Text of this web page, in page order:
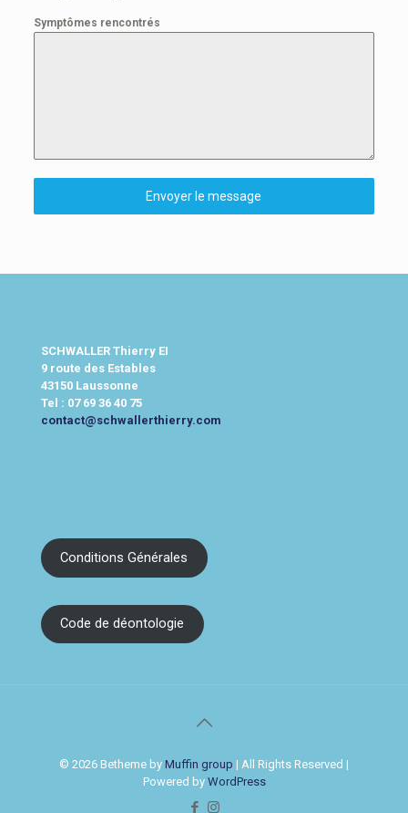
Symptômes rencontrés
Envoyer le message
SCHWALLER Thierry EI
9 route des Estables
43150 Laussonne
Tel : 07 69 36 40 75
contact@schwallerthierry.com
Conditions Générales
Code de déontologie
© 2026 Betheme by Muffin group | All Rights Reserved |
Powered by WordPress